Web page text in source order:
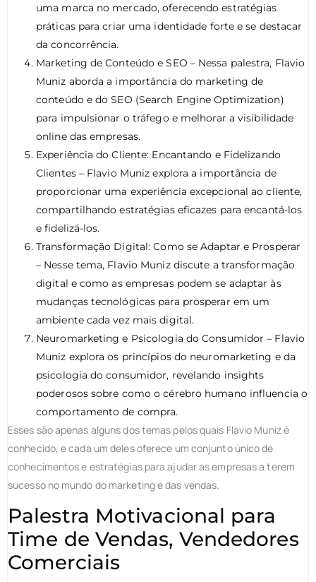
uma marca no mercado, oferecendo estratégias
práticas para criar uma identidade forte e se destacar
da concorrência.
Marketing de Conteúdo e SEO – Nessa palestra, Flavio
Muniz aborda a importância do marketing de
conteúdo e do SEO (Search Engine Optimization)
para impulsionar o tráfego e melhorar a visibilidade
online das empresas.
Experiência do Cliente: Encantando e Fidelizando
Clientes – Flavio Muniz explora a importância de
proporcionar uma experiência excepcional ao cliente,
compartilhando estratégias eficazes para encantá-los
e fidelizá-los.
Transformação Digital: Como se Adaptar e Prosperar
– Nesse tema, Flavio Muniz discute a transformação
digital e como as empresas podem se adaptar às
mudanças tecnológicas para prosperar em um
ambiente cada vez mais digital.
Neuromarketing e Psicologia do Consumidor – Flavio
Muniz explora os princípios do neuromarketing e da
psicologia do consumidor, revelando insights
poderosos sobre como o cérebro humano influencia o
comportamento de compra.
Esses são apenas alguns dos temas pelos quais Flavio Muniz é
conhecido, e cada um deles oferece um conjunto único de
conhecimentos e estratégias para ajudar as empresas a terem
sucesso no mundo do marketing e das vendas.
Palestra Motivacional para
Time de Vendas, Vendedores
Comerciais